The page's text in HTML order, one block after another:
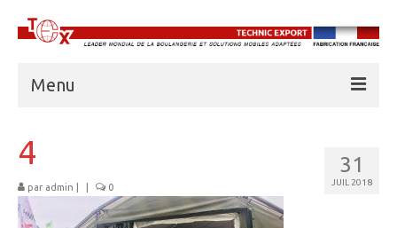
Menu
31
JUIL 2018
4
par admin 0